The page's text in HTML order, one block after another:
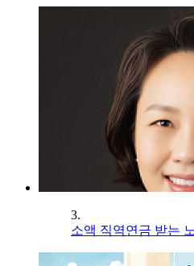
3.
소액 직역연금 받는